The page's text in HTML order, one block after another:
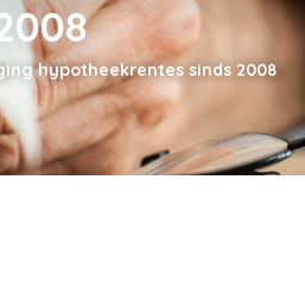
hypotheekrentes sinds 2008